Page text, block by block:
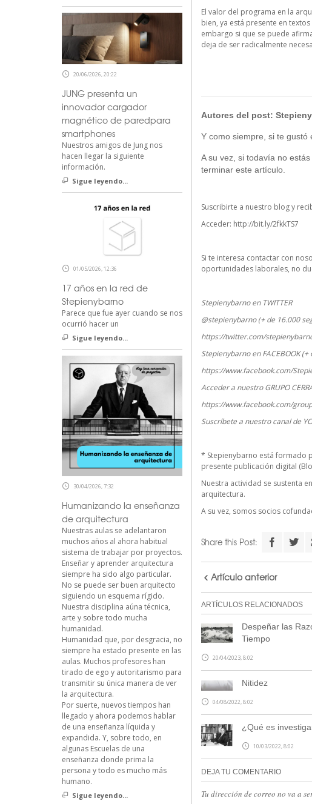
El valor del programa en la
bien, ya está presente en
embargo si que se puede
deja de ser radicalmente
Autores del post:
Y como siempre, si te gustó
A su vez, si todavía no
terminar este artículo.
Suscribirte a nuestro blog y
Acceder: http://bit.ly/2fkkTS7
Si te interesa contactar con
oportunidades laborales, no
Stepienybarno en TWITTER
@stepienybarno (+ de 16.000
https://twitter.com/
Stepienybarno en FACEBOOK (+
https://www.facebook.com/
Acceder a nuestro GRUPO
https://www.facebook.com/
Suscríbete a nuestro canal de
* Stepienybarno está formado
presente publicación digital
Nuestra actividad se sustenta
arquitectura.
A su vez, somos socios
Share this Post:
Artículo anterior
ARTÍCULOS RELACIONADOS
Despeñar las
Tiempo
20/04/2023, 8:02
Nitidez
04/08/2022, 8:02
¿Qué es
10/03/2022, 8:02
DEJA TU COMENTARIO
Tu dirección de correo no va a
20/06/2026, 20:22
JUNG presenta un
innovador cargador
magnético de paredpara
smartphones
Nuestros amigos de Jung nos
hacen llegar la siguiente
información.
Sigue leyendo...
01/05/2026, 12:36
17 años en la red de
Stepienybarno
Parece que fue ayer cuando se nos
ocurrió hacer un
Sigue leyendo...
30/04/2026, 7:32
Humanizando la enseñanza
de arquitectura
Nuestras aulas se adelantaron
muchos años al ahora habitual
sistema de trabajar por proyectos.
Enseñar y aprender arquitectura
siempre ha sido algo particular.
No se puede ser buen arquitecto
siguiendo un esquema rígido.
Nuestra disciplina aúna técnica,
arte y sobre todo mucha
humanidad.
Humanidad que, por desgracia, no
siempre ha estado presente en las
aulas. Muchos profesores han
tirado de ego y autoritarismo para
transmitir su única manera de ver
la arquitectura.
Por suerte, nuevos tiempos han
llegado y ahora podemos hablar
de una enseñanza líquida y
expandida. Y, sobre todo, en
algunas Escuelas de una
enseñanza donde prima la
persona y todo es mucho más
humano.
Sigue leyendo...